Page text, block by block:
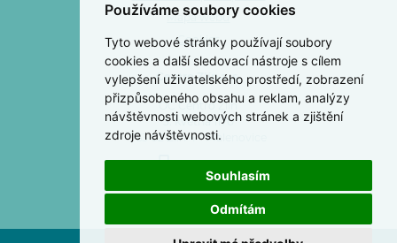
Používáme soubory cookies
Tyto webové stránky používají soubory
cookies a další sledovací nástroje s cílem
vylepšení uživatelského prostředí, zobrazení
přizpůsobeného obsahu a reklam, analýzy
návštěvnosti webových stránek a zjištění
zdroje návštěvnosti.
Souhlasím
Odmítám
Mapa webu
Cookies
Centro Zlín a. s.
OC Centro Zlín
3. května 1170
763 02 Zlín 4 - Malenovice